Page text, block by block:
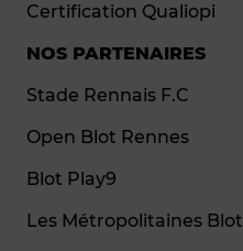
Certification Qualiopi
NOS PARTENAIRES
Stade Rennais F.C
Open Blot Rennes
Blot Play9
Les Métropolitaines Blot